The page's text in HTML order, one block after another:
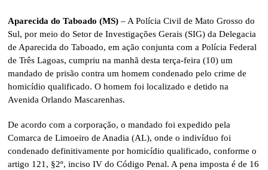
Aparecida do Taboado (MS) – A Polícia Civil de Mato Grosso do
Sul, por meio do Setor de Investigações Gerais (SIG) da Delegacia
de Aparecida do Taboado, em ação conjunta com a Polícia Federal
de Três Lagoas, cumpriu na manhã desta terça-feira (10) um
mandado de prisão contra um homem condenado pelo crime de
homicídio qualificado. O homem foi localizado e detido na
Avenida Orlando Mascarenhas.
De acordo com a corporação, o mandado foi expedido pela
Comarca de Limoeiro de Anadia (AL), onde o indivíduo foi
condenado definitivamente por homicídio qualificado, conforme o
artigo 121, §2º, inciso IV do Código Penal. A pena imposta é de 16